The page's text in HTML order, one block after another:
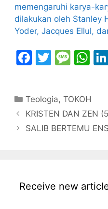
memengaruhi karya-
dilakukan oleh Stanley
Yoder, Jacques Ellul,
F
e
b
o
T
er
M
s
a
g
W
s
A
p
Categories
Teologia,TOKOH
KRISTEN DAN ZEN
SALIB BERTEMU
Receive new